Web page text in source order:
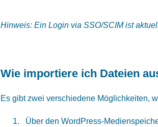
Hinweis: Ein Login via SSO/SCIM ist
Wie importiere ich Dateien
Es gibt zwei verschiedene Möglichkeiten,
Über den WordPress-